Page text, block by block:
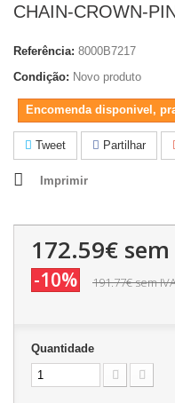
CHAIN-CROWN-
Referência: 8000B7217
Condição: Novo produto
Encomenda disponivel,
Tweet Partilhar
Imprimir
172.59€
-10% 191.77€sem
Quantidade